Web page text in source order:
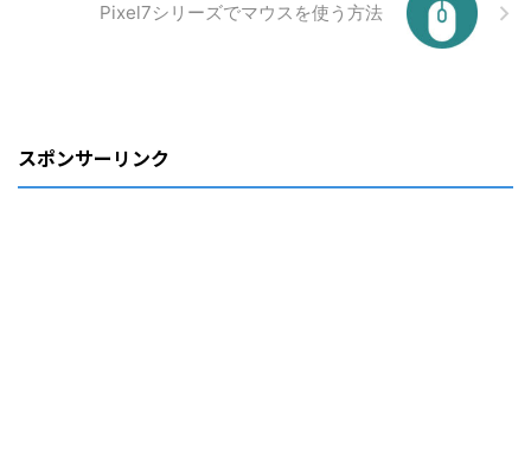
Pixel7シリーズでマウスを使う方法
スポンサーリンク